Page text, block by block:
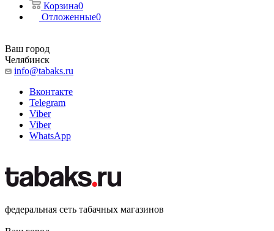
Корзина0
Отложенные0
Ваш город
Челябинск
info@tabaks.ru
Вконтакте
Telegram
Viber
Viber
WhatsApp
федеральная сеть табачных магазинов